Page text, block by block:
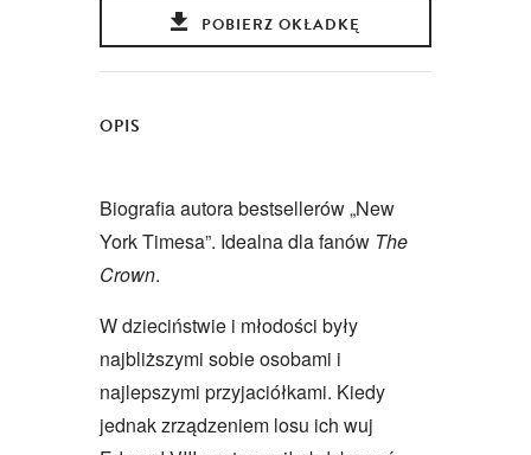
POBIERZ OKŁADKĘ
OPIS
Biografia autora bestsellerów „New
York Timesa”. Idealna dla fanów The
Crown.
W dzieciństwie i młodości były
najbliższymi sobie osobami i
najlepszymi przyjaciółkami. Kiedy
jednak zrządzeniem losu ich wuj